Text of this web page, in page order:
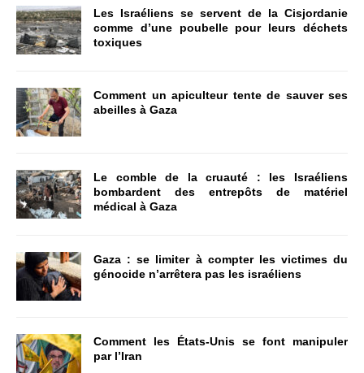
Les Israéliens se servent de la Cisjordanie
comme d’une poubelle pour leurs déchets
toxiques
Comment un apiculteur tente de sauver ses
abeilles à Gaza
Le comble de la cruauté : les Israéliens
bombardent des entrepôts de matériel
médical à Gaza
Gaza : se limiter à compter les victimes du
génocide n’arrêtera pas les israéliens
Comment les États-Unis se font manipuler
par l’Iran